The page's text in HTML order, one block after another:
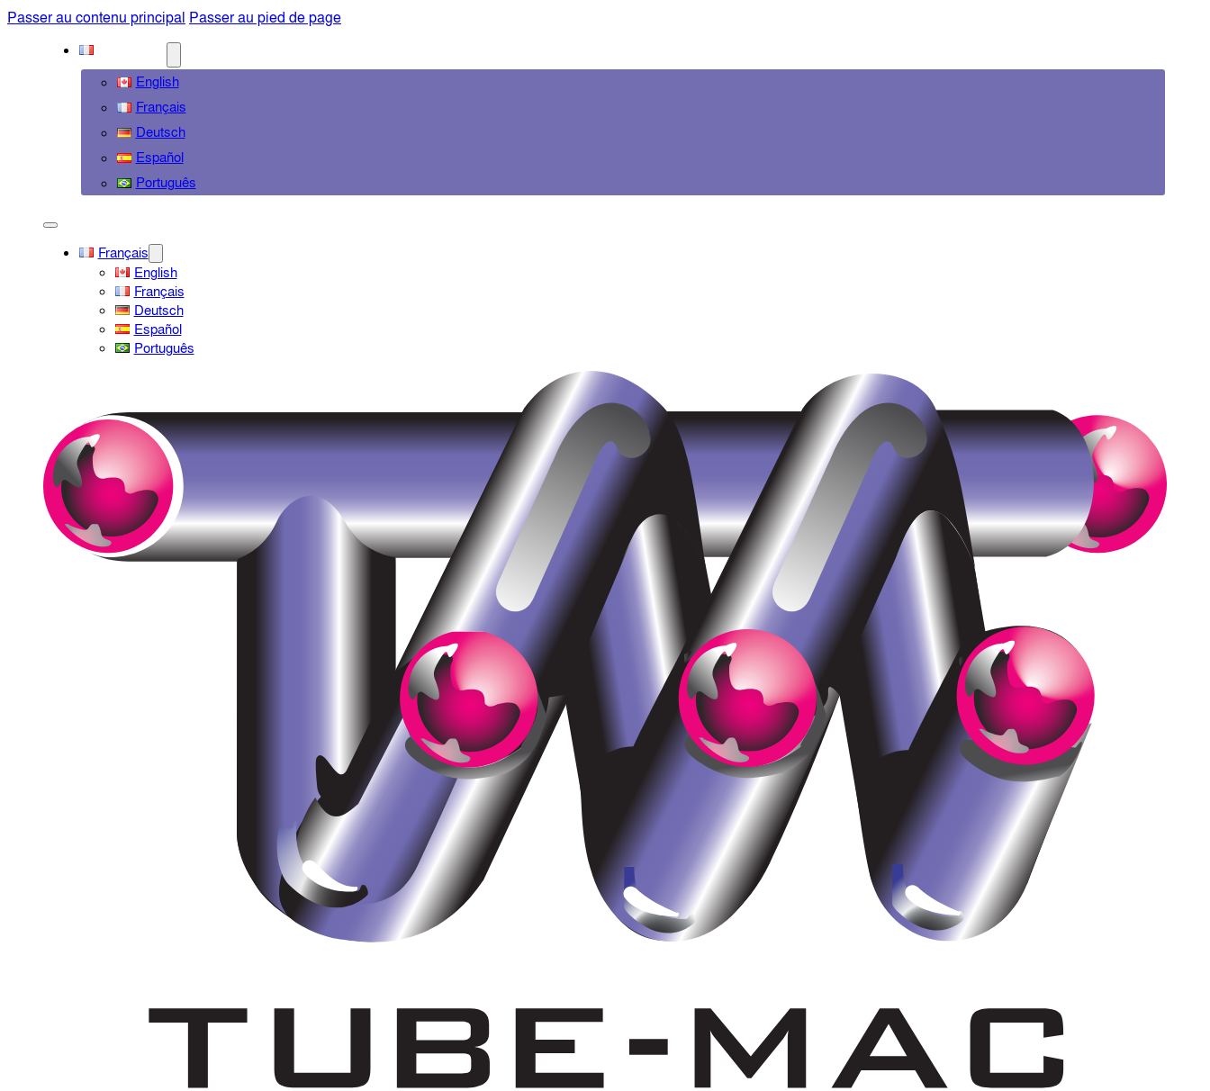
Passer au contenu principal Passer au pied de page
English
Français
Deutsch
Español
Português
Français
English
Français
Deutsch
Español
Português